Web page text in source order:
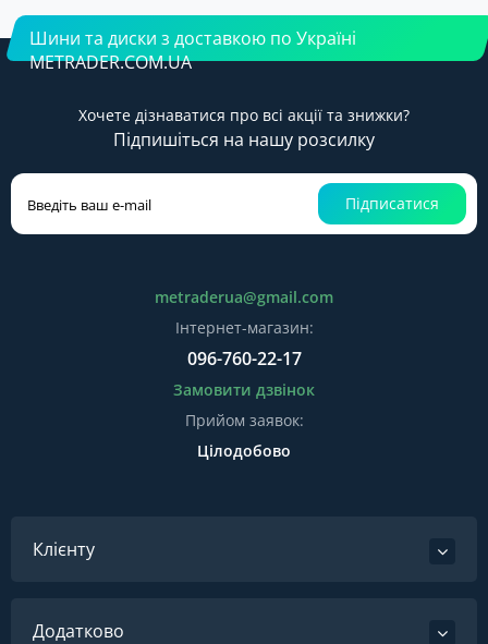
Шини та диски з доставкою по Україні
METRADER.COM.UA
Хочете дізнаватися про всі акції та знижки?
Підпишіться на нашу розсилку
Підписатися
metraderua@gmail.com
Інтернет-магазин:
096-760-22-17
Замовити дзвінок
Прийом заявок:
Цілодобово
Клієнту
Додатково